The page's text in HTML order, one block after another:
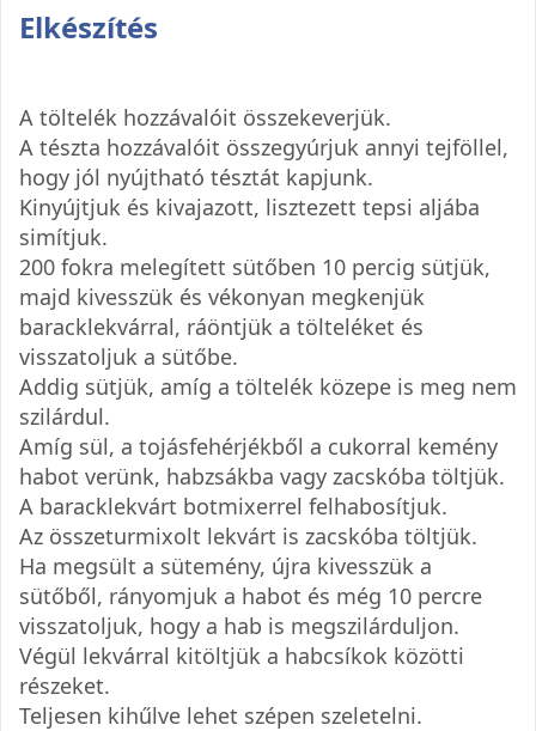
Elkészítés
A töltelék hozzávalóit összekeverjük.
A tészta hozzávalóit összegyúrjuk annyi tejföllel,
hogy jól nyújtható tésztát kapjunk.
Kinyújtjuk és kivajazott, lisztezett tepsi aljába
simítjuk.
200 fokra melegített sütőben 10 percig sütjük,
majd kivesszük és vékonyan megkenjük
baracklekvárral, ráöntjük a tölteléket és
visszatoljuk a sütőbe.
Addig sütjük, amíg a töltelék közepe is meg nem
szilárdul.
Amíg sül, a tojásfehérjékből a cukorral kemény
habot verünk, habzsákba vagy zacskóba töltjük.
A baracklekvárt botmixerrel felhabosítjuk.
Az összeturmixolt lekvárt is zacskóba töltjük.
Ha megsült a sütemény, újra kivesszük a
sütőből, rányomjuk a habot és még 10 percre
visszatoljuk, hogy a hab is megszilárduljon.
Végül lekvárral kitöltjük a habcsíkok közötti
részeket.
Teljesen kihűlve lehet szépen szeletelni.